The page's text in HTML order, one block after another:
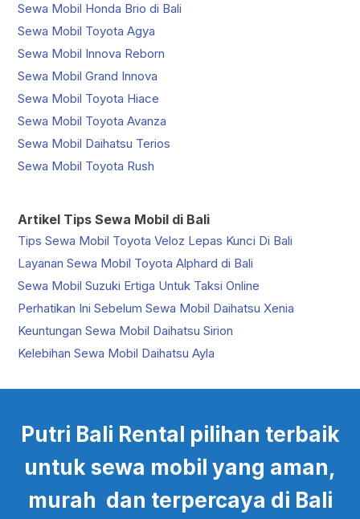
Sewa Mobil Honda Brio di Bali
Sewa Mobil Toyota Agya
Sewa Mobil Innova Reborn
Sewa Mobil Grand Innova
Sewa Mobil Toyota Hiace
Sewa Mobil Toyota Avanza
Sewa Mobil Daihatsu Terios
Sewa Mobil Toyota Rush
Artikel Tips Sewa Mobil di Bali
Tips Sewa Mobil Toyota Veloz Lepas Kunci Di Bali
Layanan Sewa Mobil Toyota Alphard di Bali
Sewa Mobil Suzuki Ertiga Untuk Taksi Online
Perhatikan Ini Sebelum Sewa Mobil Daihatsu Xenia
Keuntungan Sewa Mobil Daihatsu Sirion
Kelebihan Sewa Mobil Daihatsu Ayla
Putri Bali Rental pilihan terbaik
untuk sewa mobil yang aman,
murah dan terpercaya di Bali